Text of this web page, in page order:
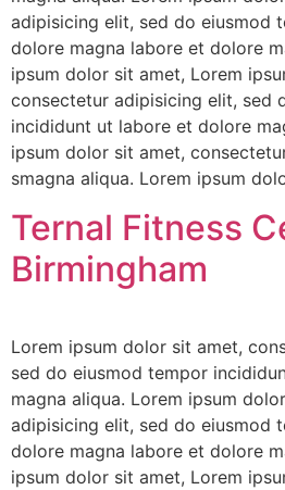
adipisicing elit, sed do eiusmod
dolore magna labore et dolore
ipsum dolor sit amet, Lorem
consectetur adipisicing elit, sed
incididunt ut labore et dolore
ipsum dolor sit amet,
smagna aliqua. Lorem ipsum
Ternal Fitness
Birmingham
Lorem ipsum dolor sit amet,
sed do eiusmod tempor
magna aliqua. Lorem ipsum
adipisicing elit, sed do eiusmod
dolore magna labore et dolore
ipsum dolor sit amet, Lorem